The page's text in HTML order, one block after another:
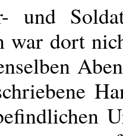
und
war dort